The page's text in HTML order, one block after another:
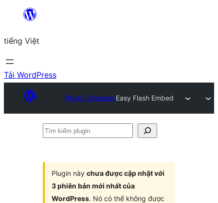
Chuyển
phần
nội
dung
tiếng Việt
Tải WordPress
Plugin DirectoryEasy Flash Embed
Tìm
Plugin này chưa được cập nhật với
3 phiên bản mới nhất của
WordPress. Nó có thể không được